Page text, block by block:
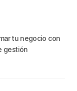
tu negocio con
gestión